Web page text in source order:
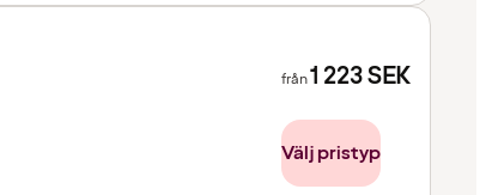
från1 223SEK
Välj pristyp